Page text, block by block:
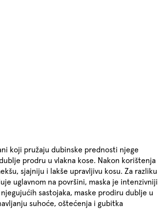
koji pružaju dubinske prednosti njege
prodru u vlakna kose. Nakon korištenja
sjajniju i lakše upravljivu kosu. Za razliku
uglavnom na površini, maska ​​je intenzivniji
sastojaka, maske prodiru dublje u
suhoće, oštećenja i gubitka